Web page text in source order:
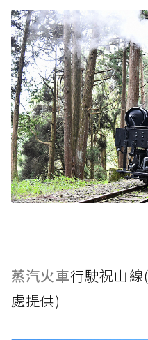
蒸汽火車行駛祝山
處提供)